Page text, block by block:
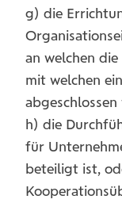
g) die
an welchen
mit welchen
abgeschlossen
h) die
für
beteiligt ist,